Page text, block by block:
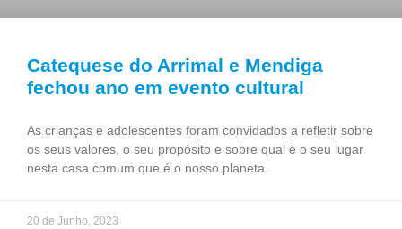
Catequese do Arrimal e Mendiga
fechou ano em evento cultural
As crianças e adolescentes foram convidados a refletir sobre
os seus valores, o seu propósito e sobre qual é o seu lugar
nesta casa comum que é o nosso planeta.
20 de Junho, 2023